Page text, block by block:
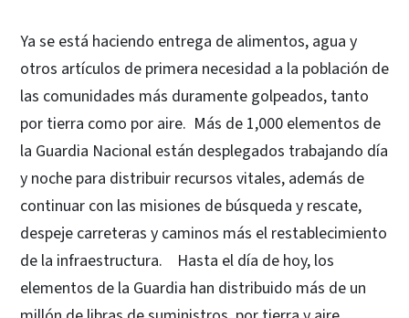
Ya se está haciendo entrega de alimentos, agua y
otros artículos de primera necesidad a la población de
las comunidades más duramente golpeados, tanto
por tierra como por aire. Más de 1,000 elementos de
la Guardia Nacional están desplegados trabajando día
y noche para distribuir recursos vitales, además de
continuar con las misiones de búsqueda y rescate,
despeje carreteras y caminos más el restablecimiento
de la infraestructura. Hasta el día de hoy, los
elementos de la Guardia han distribuido más de un